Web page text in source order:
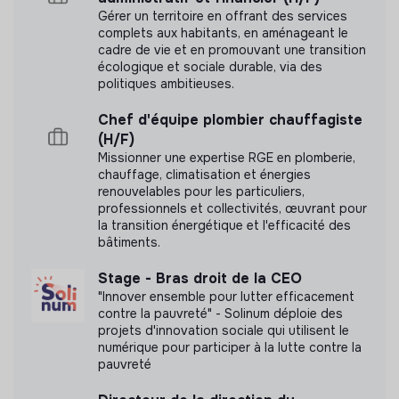
Contribuer à la structuration des pratiques internes
dans une logique d’efficacité et de fiabilité.
Labels et certifications
Cette structure n'a pas souhaité nous
communiquer les labels ou certifications qu'elle a
pu obtenir.
Documents
N'a pas encore communiqué de documents de
transparence
Gérer un territoire en offrant des services
complets aux habitants, en aménageant le
cadre de vie et en promouvant une transition
écologique et sociale durable, via des
politiques ambitieuses.
Chef d'équipe plombier chauffagiste
(H/F)
Missionner une expertise RGE en plomberie,
chauffage, climatisation et énergies
renouvelables pour les particuliers,
professionnels et collectivités, œuvrant pour
la transition énergétique et l'efficacité des
bâtiments.
Stage - Bras droit de la CEO
"Innover ensemble pour lutter efficacement
contre la pauvreté" - Solinum déploie des
projets d'innovation sociale qui utilisent le
numérique pour participer à la lutte contre la
pauvreté